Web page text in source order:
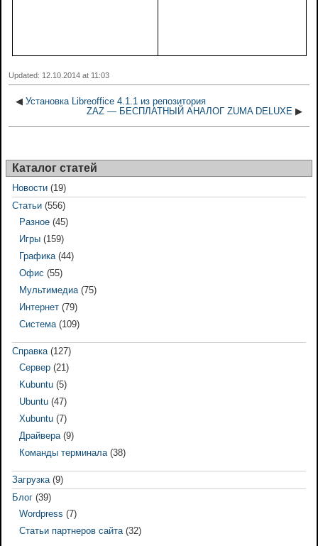
Updated: 12.10.2014 at 11:03
◀ Установка Libreoffice 4.1.1 из репозитория
ZAZ — БЕСПЛАТНЫЙ АНАЛОГ ZUMA DELUXE ▶
Каталог статей
Новости (19)
Статьи (556)
Разное (45)
Игры (159)
Графика (44)
Офис (55)
Мультимедиа (75)
Интернет (79)
Система (109)
Справка (127)
Сервер (21)
Kubuntu (5)
Ubuntu (47)
Xubuntu (7)
Драйвера (9)
Команды терминала (38)
Загрузка (9)
Блог (39)
Wordpress (7)
Статьи партнеров сайта (32)